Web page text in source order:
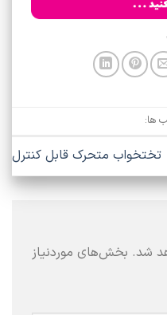
ها:
تختخواب متحرک قابل کنترل
شد. بخش‌های موردنیاز